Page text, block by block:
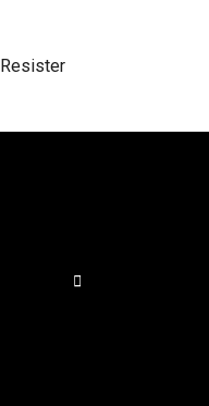
Resister